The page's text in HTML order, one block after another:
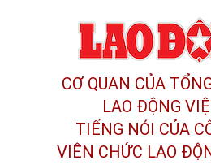
CƠ QUAN CỦA
LAO ĐỘNG
TIẾNG NÓI CỦA
VIÊN CHỨC LAO